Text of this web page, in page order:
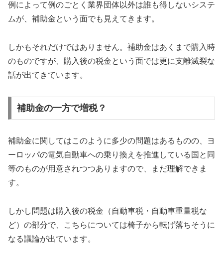
例によって例のごとく業界団体以外は誰も得しないシステ
ムが、補助金という面でも見えてきます。
しかもそれだけではありません。補助金はあくまで購入時
のものですが、購入後の税金という面では更に支離滅裂な
話が出てきています。
補助金の一方で増税？
補助金に関してはこのように多少の問題はあるものの、ヨ
ーロッパの電気自動車への乗り換えを推進している国と同
等のものが用意されつつありますので、まだ理解できま
す。
しかし問題は購入後の税金（自動車税・自動車重量税な
ど）の部分で、こちらについては椅子から転げ落ちそうに
なる議論が出ています。